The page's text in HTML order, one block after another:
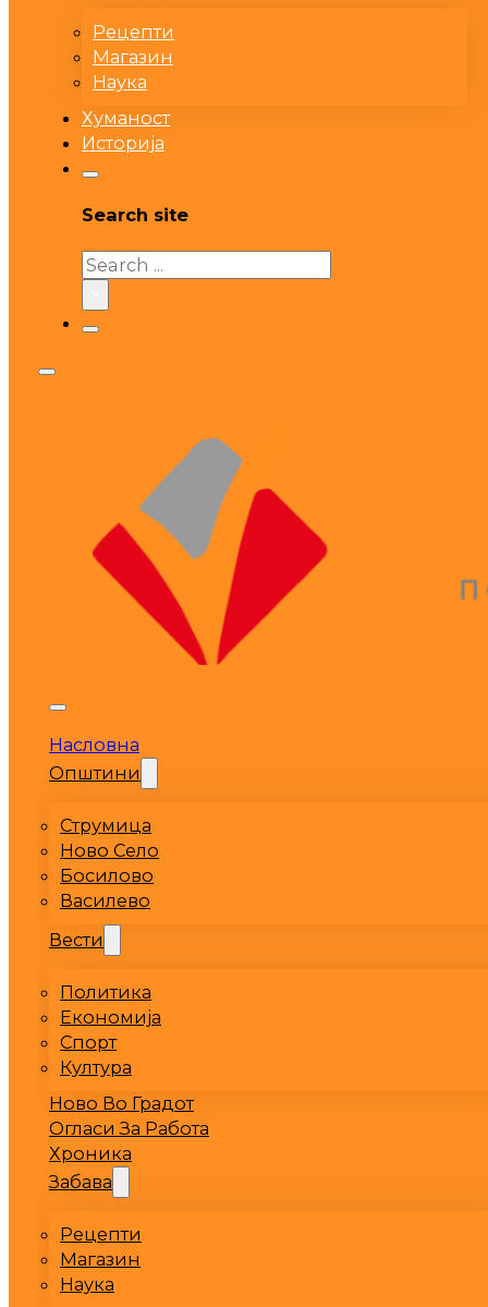
Рецепти
Магазин
Наука
Хуманост
Историја
Search site
Search
Насловна
Општини
Струмица
Ново Село
Босилово
Василево
Вести
Политика
Економија
Спорт
Култура
Ново Во Градот
Огласи За Работа
Хроника
Забава
Рецепти
Магазин
Наука